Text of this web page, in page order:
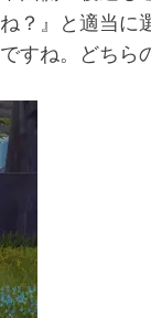
』と適当
ね。どち